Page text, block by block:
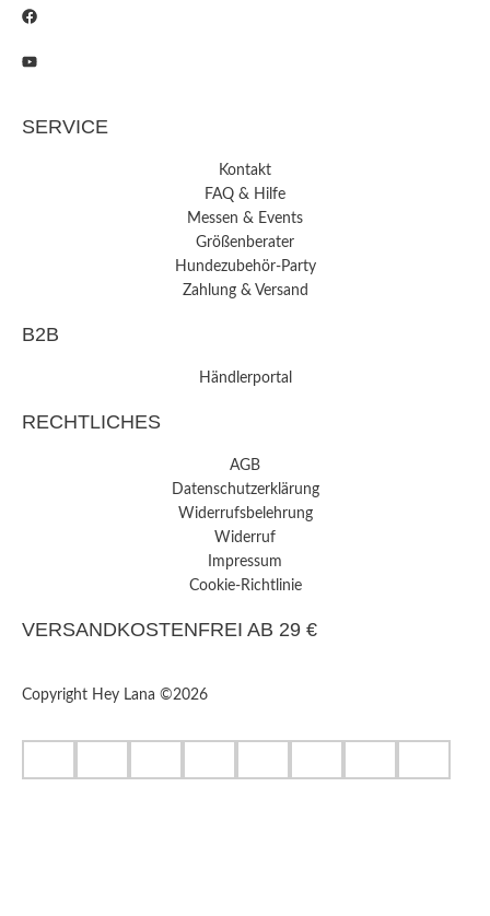
SERVICE
Kontakt
FAQ & Hilfe
Messen & Events
Größenberater
Hundezubehör-Party
Zahlung & Versand
B2B
Händlerportal
RECHTLICHES
AGB
Datenschutzerklärung
Widerrufsbelehrung
Widerruf
Impressum
Cookie-Richtlinie
VERSANDKOSTENFREI AB 29 €
Copyright Hey Lana ©2026